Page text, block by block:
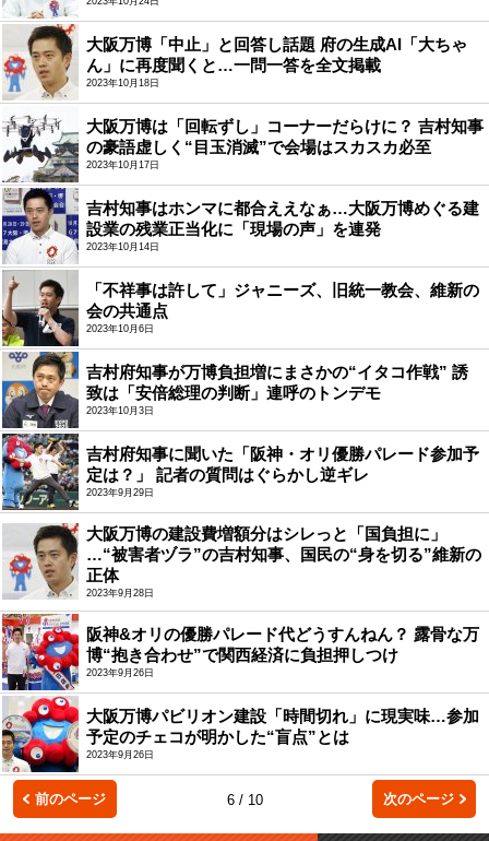
大阪万博「中止」と回答し話題 府の生成AI「大ちゃ
ん」に再度聞くと…一問一答を全文掲載
2023年10月18日
大阪万博は「回転ずし」コーナーだらけに？ 吉村知事
の豪語虚しく“目玉消滅”で会場はスカスカ必至
2023年10月17日
吉村知事はホンマに都合ええなぁ…大阪万博めぐる建
設業の残業正当化に「現場の声」を連発
2023年10月14日
「不祥事は許して」ジャニーズ、旧統一教会、維新の
会の共通点
2023年10月6日
吉村府知事が万博負担増にまさかの“イタコ作戦” 誘
致は「安倍総理の判断」連呼のトンデモ
2023年10月3日
吉村府知事に聞いた「阪神・オリ優勝パレード参加予
定は？」 記者の質問はぐらかし逆ギレ
2023年9月29日
大阪万博の建設費増額分はシレっと「国負担に」
…“被害者ヅラ”の吉村知事、国民の“身を切る”維新の
正体
2023年9月28日
阪神&オリの優勝パレード代どうすんねん？ 露骨な万
博“抱き合わせ”で関西経済に負担押しつけ
2023年9月26日
大阪万博パビリオン建設「時間切れ」に現実味…参加
予定のチェコが明かした“盲点”とは
2023年9月26日
前のページ 6 / 10 次のページ